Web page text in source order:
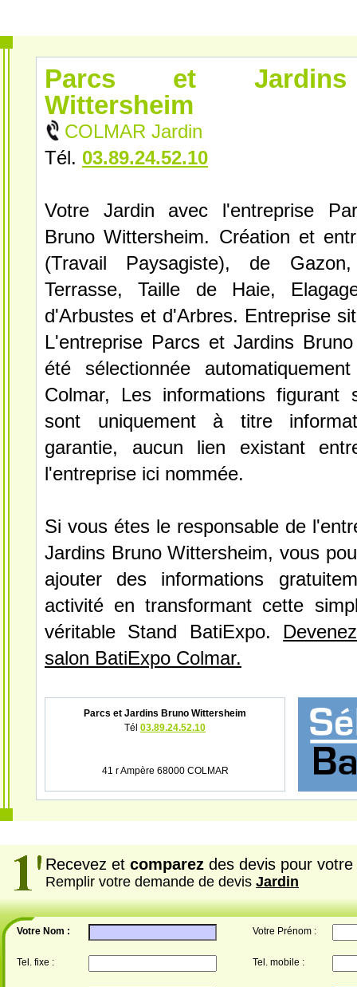
Parcs et
Wittersheim
COLMAR Jardin
Tél. 03.89.24.52.10
Votre Jardin avec l'entreprise
Bruno Wittersheim. Création et
(Travail Paysagiste), de
Terrasse, Taille de Haie,
d'Arbustes et d'Arbres. Entreprise
L'entreprise Parcs et Jardins
été sélectionnée
Colmar, Les informations figurant
sont uniquement à titre
garantie, aucun lien existant
l'entreprise ici nommée.
Si vous étes le responsable de
Jardins Bruno Wittersheim, vous
ajouter des informations
activité en transformant cette
véritable Stand BatiExpo.
salon BatiExpo Colmar.
Parcs et Jardins Bruno Wittersheim
Tél 03.89.24.52.10
41 r Ampère 68000 COLMAR
Recevez et comparez des devis pour votre
Remplir votre demande de devis Jardin
Votre Nom : Votre Prénom :
Tel. fixe : Tel. mobile :